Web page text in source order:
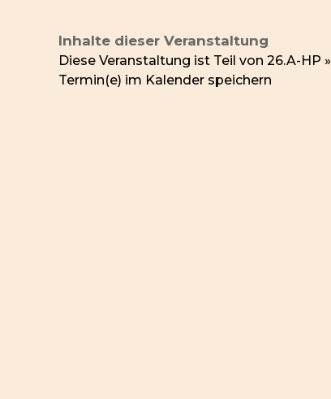
Inhalte dieser Veranstaltung
Diese Veranstaltung ist Teil von 26.A-HP »
Termin(e) im Kalender speichern